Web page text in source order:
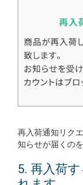
再入荷通知リク
知らせが届くの
5. 再入荷